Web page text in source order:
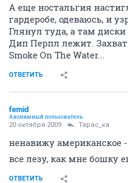
А еще ностальгия
гардеробе, одеваюсь, и
Глянул туда, а там
Дип Перпл лежит.
Smoke On The Water...
ОТВЕТИТЬ
femid
Анонимный пользователь
20 октября 2009 Тарас_ка
ненавижу американское
все лезу, как мне бошку
ОТВЕТИТЬ